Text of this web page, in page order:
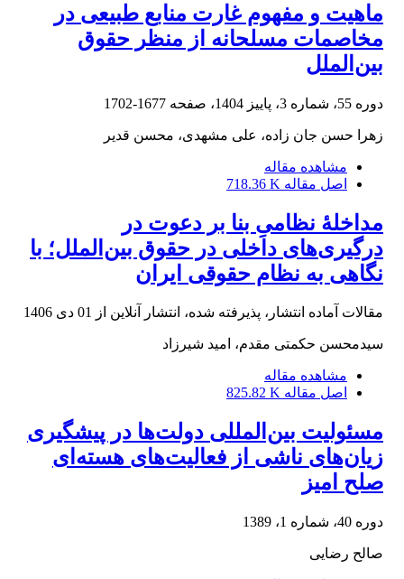
ماهیت و مفهوم غارت منابع طبیعی در
مخاصمات مسلحانه از منظر حقوق
بین‌الملل
دوره 55، شماره 3، پاییز 1404، صفحه 1677-1702
زهرا حسن جان زاده، علی مشهدی، محسن قدیر
مشاهده مقاله
اصل مقاله 718.36 K
مداخلۀ نظامیِ بنا بر دعوت در
درگیری‌های داخلی در حقوق بین‌الملل؛ با
نگاهی به نظام حقوقی ایران
مقالات آماده انتشار، پذیرفته شده، انتشار آنلاین از 01 دی 1406
سیدمحسن حکمتی مقدم، امید شیرزاد
مشاهده مقاله
اصل مقاله 825.82 K
مسئولیت بین‌المللی دولت‌ها در پیشگیری
زیان‌های ناشی از فعالیت‌های هسته‌ای
صلح امیز
دوره 40، شماره 1، 1389
صالح رضایی